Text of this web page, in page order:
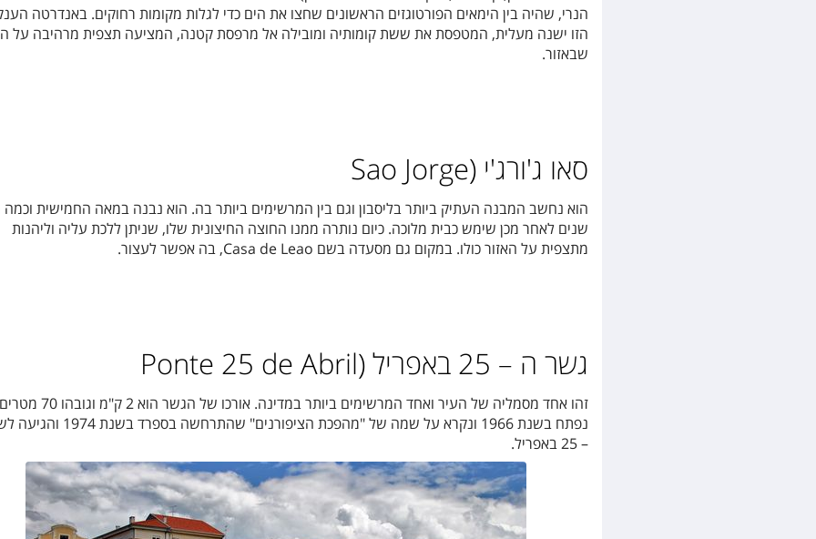
הנרי, שהיה בין הימאים הפורטוגזים הראשונים שחצו את הים כדי לגלות מקומות רחוקים. באנדרטה
הזו ישנה מעלית, המטפסת את ששת קומותיה ומובילה אל מרפסת קטנה, המציעה תצפית מרהיבה על
שבאזור.
סאו ג'ורג'י (Sao Jorge
הוא נחשב המבנה העתיק ביותר בליסבון וגם בין המרשימים ביותר בה. הוא נבנה במאה החמישית
שנים לאחר מכן שימש כבית מלוכה. כיום נותרה ממנו החוצה החיצונית שלו, שניתן ללכת עליה וליהנות
מתצפית על האזור כולו. במקום גם מסעדה בשם Casa de Leao, בה אפשר לעצור.
גשר ה – 25 באפריל (Ponte 25 de Abril
זהו אחד מסמליה של העיר ואחד המרשימים ביותר
נפתח בשנת 1966 ונקרא על שמה של "מהפכת הציפורנים"
– 25 באפריל.